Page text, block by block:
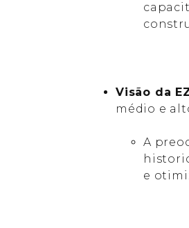
Visão da
médio e
A
e